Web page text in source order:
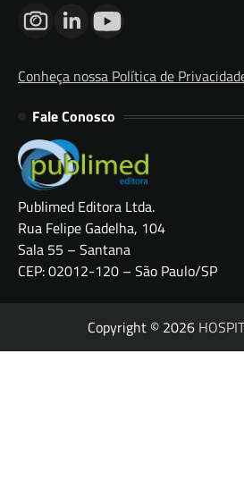
Conheça nossa Política de
Fale Conosco
Publimed Editora Ltda.
Rua Felipe Gadelha, 104
Sala 55 – Santana
CEP: 02012-120 – São Paulo/SP
Copyright © 2026